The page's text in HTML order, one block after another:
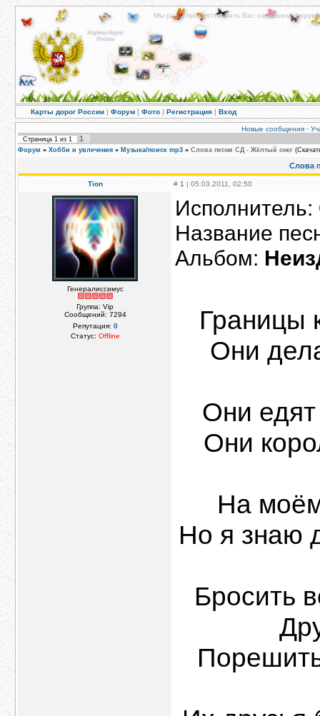
Мы рады приветствовать Вас на нашем
Карты дорог России | Форум | Фото | Регистрация | Вход
Новые сообщения·
Страница 1 из 1 1
Форум » Хобби и увлечения » Музыка/поиск mp3 » Слова песни СД - Жёлтый снег
Слова
Tion # 1 | 05.03.2011, 02:50
Генералиссимус
Группа: Vip
Сообщений: 7294
Репутация: 0
Статус: Offline
Исполнитель:
Название
Альбом:
Границы
Они
Они едят
Они
На
Но я знаю
Бросить